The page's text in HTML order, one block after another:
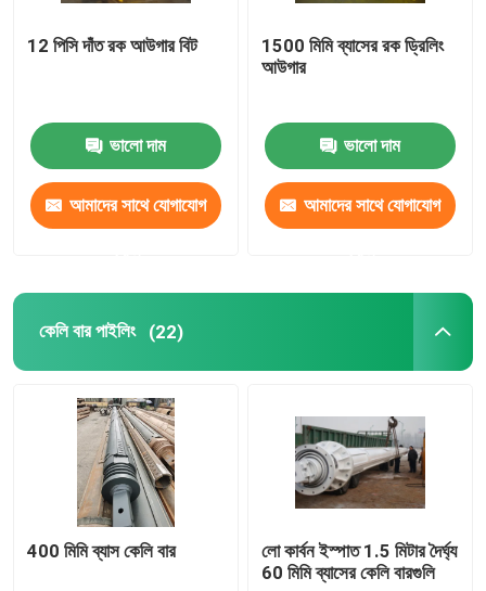
কেলি বার পাইলিং
তুরপুন মধ্যে সিমেন্টিং
ক্লিনার আউগার
কাদা বিভাজক
ড্রিল কোর ব্যারেল
বেলিং বালতি
12 পিসি দাঁত রক আউগার বিট
ভালো দাম
আমাদের সাথে যোগাযোগ
1500 মিমি ব্যাসের রক ড্রিলিং
আউগার
ভালো দাম
আমাদের সাথে যোগাযোগ
কেলি বার পাইলিং (22)
400 মিমি ব্যাস কেলি বার
লো কার্বন ইস্পাত 1.5 মিটার দৈর্ঘ্য
60 মিমি ব্যাসের কেলি বারগুলি